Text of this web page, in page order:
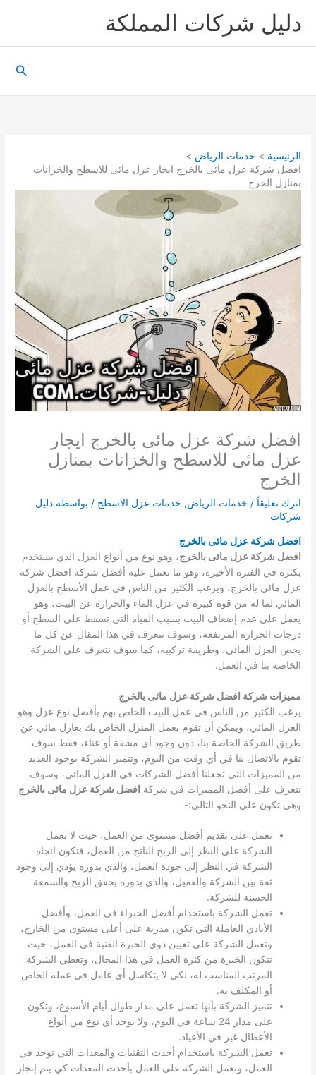
دليل شركات المملكة
الرئيسية
خدمات الرياض
افضل شركة عزل مائى بالخرج ايجار عزل مائى للاسطح والخزانات
بمنازل الخرج
افضل شركة عزل مائى بالخرج ايجار
عزل مائى للاسطح والخزانات بمنازل
الخرج
اترك تعليقاً / خدمات الرياض, خدمات عزل الاسطح / بواسطة دليل
شركات
افضل شركة عزل مائى بالخرج
افضل شركة عزل مائى بالخرج، وهو نوع من أنواع العزل الذي يستخدم
بكثرة في الفترة الأخيرة، وهو ما تعمل عليه أفضل شركة افضل شركة
عزل مائى بالخرج، ويرغب الكثير من الناس في عمل الأسطح بالعزل
المائي لما له من قوة كبيرة في عزل الماء والحرارة عن البيت، وهو
يعمل على عدم إضعاف البيت بسبب المياه التي تسقط على السطح أو
درجات الحرارة المرتفعة، وسوف نتعرف في هذا المقال عن كل ما
يخص العزل المائي، وطريقة تركيبه، كما سوف نتعرف على الشركة
الخاصة بنا في العمل.
مميزات شركة افضل شركة عزل مائى بالخرج
يرغب الكثير من الناس في عمل البيت الخاص بهم بأفضل نوع عزل وهو
العزل المائي، ويمكن أن تقوم بعمل المنزل الخاص بك بعازل مائي عن
طريق الشركة الخاصة بنا، دون وجود أي مشقة أو عناء، فقط سوف
تقوم بالاتصال بنا في أي وقت من اليوم، وتتميز الشركة بوجود العديد
من المميزات التي تجعلنا أفضل الشركات في العزل المائي، وسوف
نتعرف على أفضل المميزات في شركة افضل شركة عزل مائى بالخرج
وهي تكون على النحو التالي:-
تعمل على تقديم أفضل مستوى من العمل، حيث لا تعمل
الشركة على النظر إلى الربح الناتج من العمل، فتكون اتجاه
الشركة في النظر إلى جودة العمل، والذي بدوره يؤدي إلى وجود
ثقة بين الشركة والعميل، والذي بدوره يحقق الربح والسمعة
الحسنة للشركة.
تعمل الشركة باستخدام أفضل الخبراء في العمل، وأفضل
الأيادي العاملة التي تكون مدربة على أعلى مستوى من الخارج،
وتعمل الشركة على تعيين ذوي الخبرة الفنية في العمل، حيث
تتكون الخبرة من كثرة العمل في هذا المجال، وتعطي الشركة
المرتب المناسب له، لكي لا يتكاسل أي عامل في عمله الخاص
أو المكلف به.
تتميز الشركة بأنها تعمل على مدار طوال أيام الأسبوع، وتكون
على مدار 24 ساعة في اليوم، ولا يوجد أي نوع من أنواع
الأعطال غير في الأعياد.
تعمل الشركة باستخدام أحدث التقنيات والمعدات التي توحد في
العمل، وتعمل الشركة على العمل بأحدث المعدات كي يتم إنجاز